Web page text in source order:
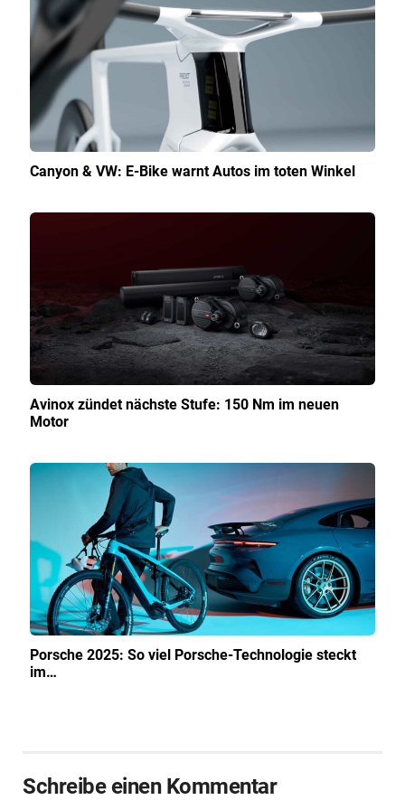
Canyon & VW: E-Bike warnt Autos im toten Winkel
Avinox zündet nächste Stufe: 150 Nm im neuen
Motor
Porsche 2025: So viel Porsche-Technologie steckt
im…
Schreibe einen Kommentar